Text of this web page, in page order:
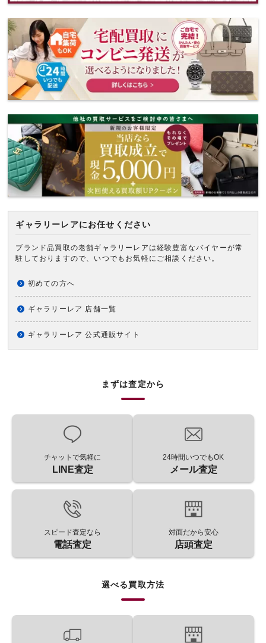
ギャラリーレアにお任せください
ブランド品買取の老舗ギャラリーレアは経験豊富なバイヤーが常
駐しておりますので、いつでもお気軽にご相談ください。
初めての方へ
ギャラリーレア 店舗一覧
ギャラリーレア 公式通販サイト
まずは査定から
チャットで気軽に
LINE査定
24時間いつでもOK
メール査定
スピード査定なら
電話査定
対面だから安心
店頭査定
選べる買取方法